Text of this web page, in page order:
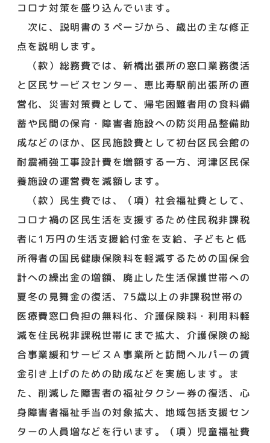
コロナ対策を盛り込んでいます。
次に、説明書の３ページから、歳出の主な修正
点を説明します。
（款）総務費では、新橋出張所の窓口業務復活
と区民サービスセンター、恵比寿駅前出張所の直
営化、災害対策費として、帰宅困難者用の食料備
蓄や民間の保育・障害者施設への防災用品整備助
成などのほか、区民施設費として初台区民会館の
耐震補強工事設計費を増額する一方、河津区民保
養施設の運営費を減額します。
（款）民生費では、（項）社会福祉費として、
コロナ禍の区民生活を支援するため住民税非課税
者に1万円の生活支援給付金を支給、子どもと低
所得者の国民健康保険料を軽減するための国保会
計への繰出金の増額、廃止した生活保護世帯への
夏冬の見舞金の復活、75歳以上の非課税世帯の
医療費窓口負担の無料化、介護保険料・利用料軽
減を住民税非課税世帯にまで拡大、介護保険の総
合事業緩和サービスＡ事業所と訪問ヘルパーの賃
金引き上げのための助成などを実施します。ま
た、削減した障害者の福祉タクシー券の復活、心
身障害者福祉手当の対象拡大、地域包括支援セン
ターの人員増などを行います。（項）児童福祉費